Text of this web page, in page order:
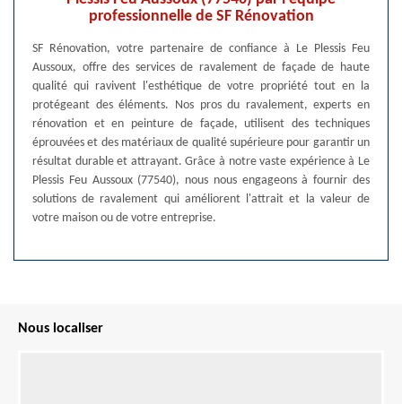
professionnelle de SF Rénovation
SF Rénovation, votre partenaire de confiance à Le Plessis Feu
Aussoux, offre des services de ravalement de façade de haute
qualité qui ravivent l'esthétique de votre propriété tout en la
protégeant des éléments. Nos pros du ravalement, experts en
rénovation et en peinture de façade, utilisent des techniques
éprouvées et des matériaux de qualité supérieure pour garantir un
résultat durable et attrayant. Grâce à notre vaste expérience à Le
Plessis Feu Aussoux (77540), nous nous engageons à fournir des
solutions de ravalement qui améliorent l'attrait et la valeur de
votre maison ou de votre entreprise.
Nous localiser